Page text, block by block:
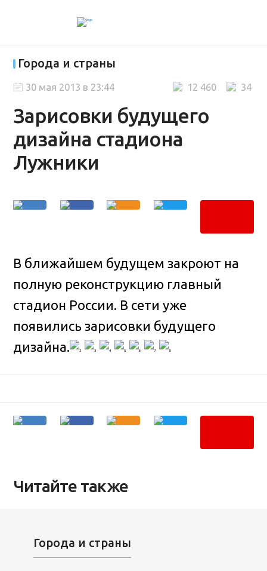
Города и страны
Зарисовки будущего
дизайна стадиона
Лужники
34
12 460
30 мая 2013 в 23:44
В ближайшем будущем закроют на
полную реконструкцию главный
стадион России. В сети уже
появились зарисовки будущего
дизайна.
Читайте также
Города и страны